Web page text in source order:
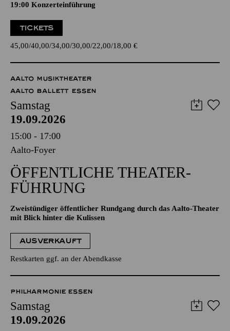
19:00 Konzerteinführung
TICKETS
45,00 40,00 34,00 30,00 22,00 18,00 €
AALTO MUSIKTHEATER
AALTO BALLETT ESSEN
Samstag
19.09.2026
15:00 - 17:00
Aalto-Foyer
ÖFFENTLICHE THEATER­
FÜHRUNG
Zweistündiger öffentlicher Rundgang durch das Aalto-Theater
mit Blick hinter die Kulissen
AUSVERKAUFT
Restkarten ggf. an der Abendkasse
PHILHARMONIE ESSEN
Samstag
19.09.2026